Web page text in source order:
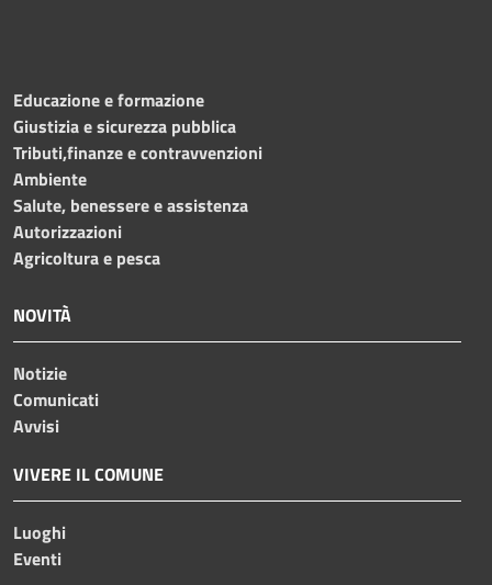
Educazione e formazione
Giustizia e sicurezza pubblica
Tributi,finanze e contravvenzioni
Ambiente
Salute, benessere e assistenza
Autorizzazioni
Agricoltura e pesca
NOVITÀ
Notizie
Comunicati
Avvisi
VIVERE IL COMUNE
Luoghi
Eventi